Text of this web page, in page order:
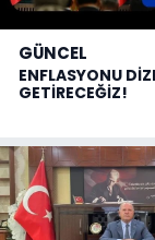
GÜNCEL
ENFLASYONU
GETİRECEĞİZ!